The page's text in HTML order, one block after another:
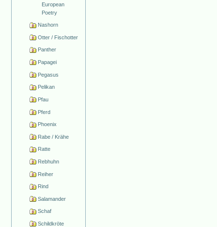
European
Poetry
Nashorn
Otter / Fischotter
Panther
Papagei
Pegasus
Pelikan
Pfau
Pferd
Phoenix
Rabe / Krähe
Ratte
Rebhuhn
Reiher
Rind
Salamander
Schaf
Schildkröte